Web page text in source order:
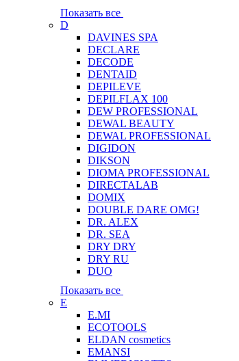
Показать все
D
DAVINES SPA
DECLARE
DECODE
DENTAID
DEPILEVE
DEPILFLAX 100
DEW PROFESSIONAL
DEWAL BEAUTY
DEWAL PROFESSIONAL
DIGIDON
DIKSON
DIOMA PROFESSIONAL
DIRECTALAB
DOMIX
DOUBLE DARE OMG!
DR. ALEX
DR. SEA
DRY DRY
DRY RU
DUO
Показать все
E
E.MI
ECOTOOLS
ELDAN cosmetics
EMANSI